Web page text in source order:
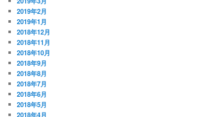
2019年2月
2019年1月
2018年12月
2018年11月
2018年10月
2018年9月
2018年8月
2018年7月
2018年6月
2018年5月
2018年4月